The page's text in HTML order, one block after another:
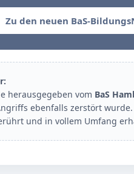
Zu den neuen BaS-
herausgegeben vom BaS
ebenfalls zerstört
und in vollem Umfang